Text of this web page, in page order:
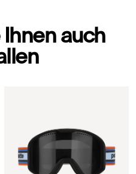
Ihnen auch